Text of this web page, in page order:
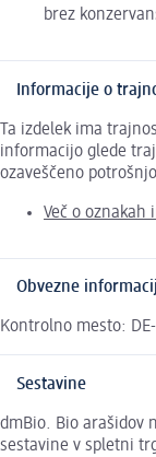
brez
Informacije o
Ta izdelek ima
informacijo glede
ozaveščeno
Več o oznakah
Obvezne
Kontrolno mesto: DE-
Sestavine
dmBio. Bio arašidov
sestavine v spletni